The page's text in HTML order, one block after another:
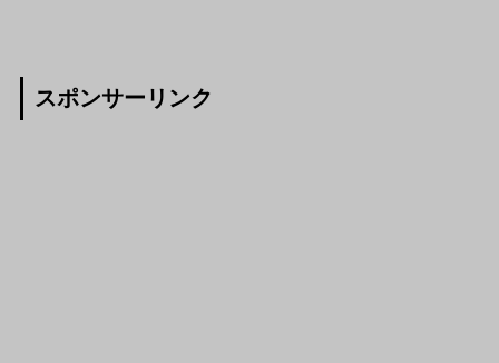
スポンサーリンク